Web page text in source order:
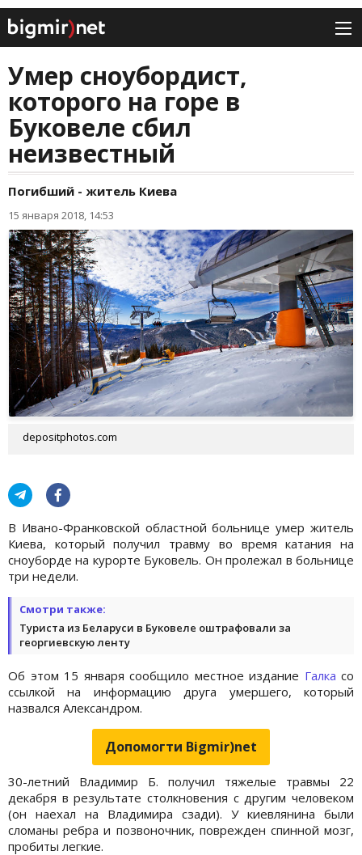
Умер сноубордист,
которого на горе в
Буковеле сбил
неизвестный
Погибший - житель Киева
15 января 2018, 14:53
depositphotos.com
В Ивано-Франковской областной больнице умер житель
Киева, который получил травму во время катания на
сноуборде на курорте Буковель. Он пролежал в больнице
три недели.
Смотри также:
Туриста из Беларуси в Буковеле оштрафовали за
георгиевскую ленту
Об этом 15 января сообщило местное издание Галка со
ссылкой на информацию друга умершего, который
назвался Александром.
Допомогти Bigmir)net
30-летний Владимир Б. получил тяжелые травмы 22
декабря в результате столкновения с другим человеком
(он наехал на Владимира сзади). У киевлянина были
сломаны ребра и позвоночник, поврежден спинной мозг,
пробиты легкие.